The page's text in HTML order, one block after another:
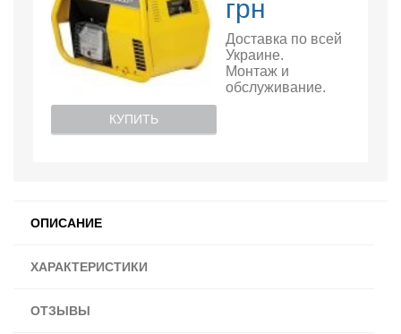
грн
Доставка по всей
Украине.
Монтаж и
обслуживание.
КУПИТЬ
ОПИСАНИЕ
ХАРАКТЕРИСТИКИ
ОТЗЫВЫ